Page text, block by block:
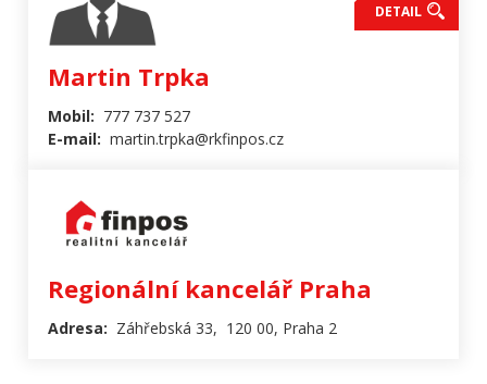
Martin Trpka
Mobil: 777 737 527
E-mail: martin.trpka@rkfinpos.cz
DETAIL
Regionální kancelář Praha
Adresa: Záhřebská 33, 120 00, Praha 2